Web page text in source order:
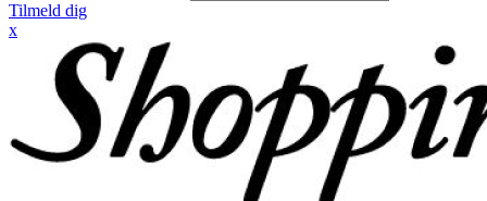
Tilmeld dig
x